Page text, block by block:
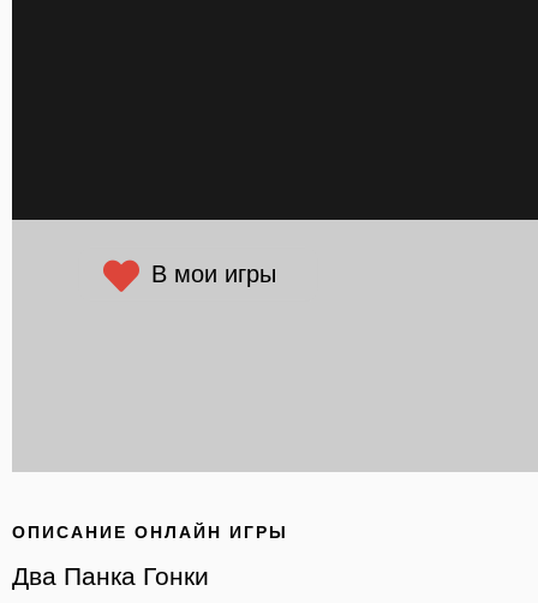
В мои игры
ОПИСАНИЕ ОНЛАЙН ИГРЫ
Два Панка Гонки